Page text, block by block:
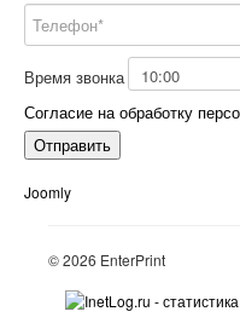
Время звонка
Согласие на обработку
Отправить
Joomly
© 2026 EnterPrint